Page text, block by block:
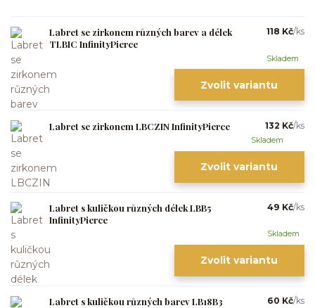
Labret se zirkonem různých barev a délek
TLBIC InfinityPierce
118 Kč/ks
Skladem
Zvolit variantu
Labret se zirkonem LBCZIN InfinityPierce 132 Kč/ks
Skladem
Zvolit variantu
Labret s kuličkou různých délek LBB5
InfinityPierce
49 Kč/ks
Skladem
Zvolit variantu
Labret s kuličkou různých barev LB18B3
60 Kč/ks